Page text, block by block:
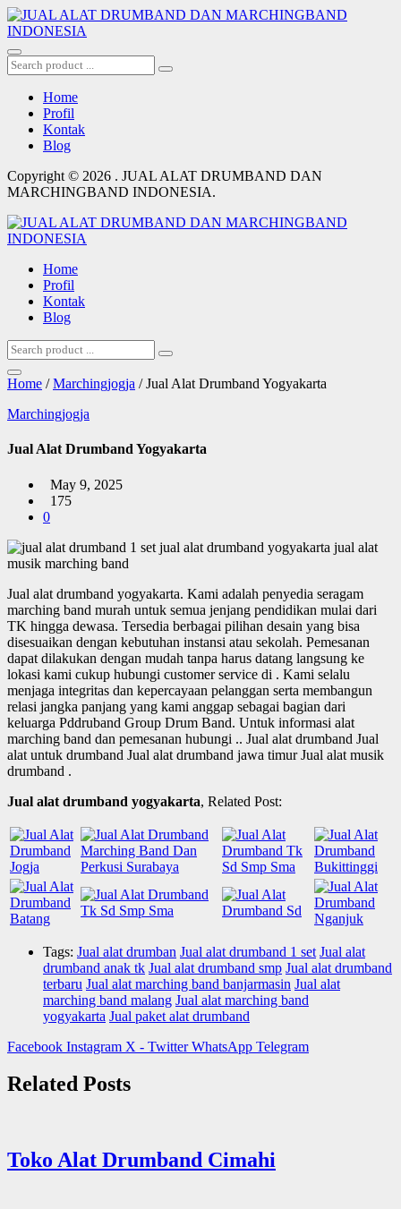
Home
Profil
Kontak
Blog
Copyright © 2026 . JUAL ALAT DRUMBAND DAN
MARCHINGBAND INDONESIA.
Home
Profil
Kontak
Blog
Home /Marchingjogja / Jual Alat Drumband Yogyakarta
Marchingjogja
Jual Alat Drumband Yogyakarta
May 9, 2025
175
0
Jual alat drumband yogyakarta. Kami adalah penyedia seragam
marching band murah untuk semua jenjang pendidikan mulai dari
TK hingga dewasa. Tersedia berbagai pilihan desain yang bisa
disesuaikan dengan kebutuhan instansi atau sekolah. Pemesanan
dapat dilakukan dengan mudah tanpa harus datang langsung ke
lokasi kami cukup hubungi customer service di . Kami selalu
menjaga integritas dan kepercayaan pelanggan serta membangun
relasi jangka panjang yang kami anggap sebagai bagian dari
keluarga Pddruband Group Drum Band. Untuk informasi alat
marching band dan pemesanan hubungi .. Jual alat drumband Jual
alat untuk drumband Jual alat drumband jawa timur Jual alat musik
drumband .
Jual alat drumband yogyakarta, Related Post:
Tags: Jual alat drumban Jual alat drumband 1 set Jual alat
drumband anak tk Jual alat drumband smp Jual alat drumband
terbaru Jual alat marching band banjarmasin Jual alat
marching band malang Jual alat marching band
yogyakarta Jual paket alat drumband
Facebook Instagram X - Twitter WhatsApp Telegram
Related Posts
Toko Alat Drumband Cimahi